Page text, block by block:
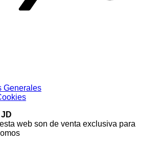
Generales
JD
web son de venta exclusiva para